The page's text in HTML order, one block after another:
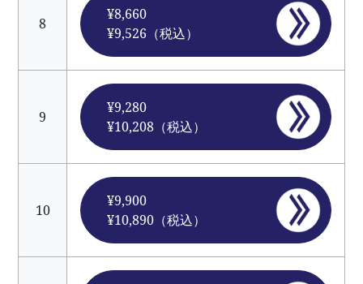
8
¥8,660
¥9,526（税込）
9
¥9,280
¥10,208（税込）
10
¥9,900
¥10,890（税込）